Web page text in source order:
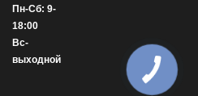
Пн-Сб: 9-
18:00
Вс-
выходной